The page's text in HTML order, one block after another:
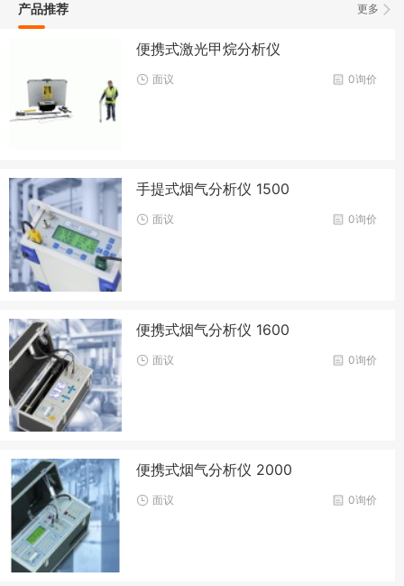
更多
产品推荐
便携式激光甲烷分析仪
0询价
面议
手提式烟气分析仪 1500
0询价
面议
便携式烟气分析仪 1600
0询价
面议
便携式烟气分析仪 2000
0询价
面议